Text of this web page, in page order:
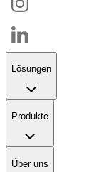
Lösungen
Produkte
Über uns